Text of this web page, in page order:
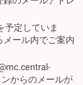
予定していま
ール内でご案内
からのメールが